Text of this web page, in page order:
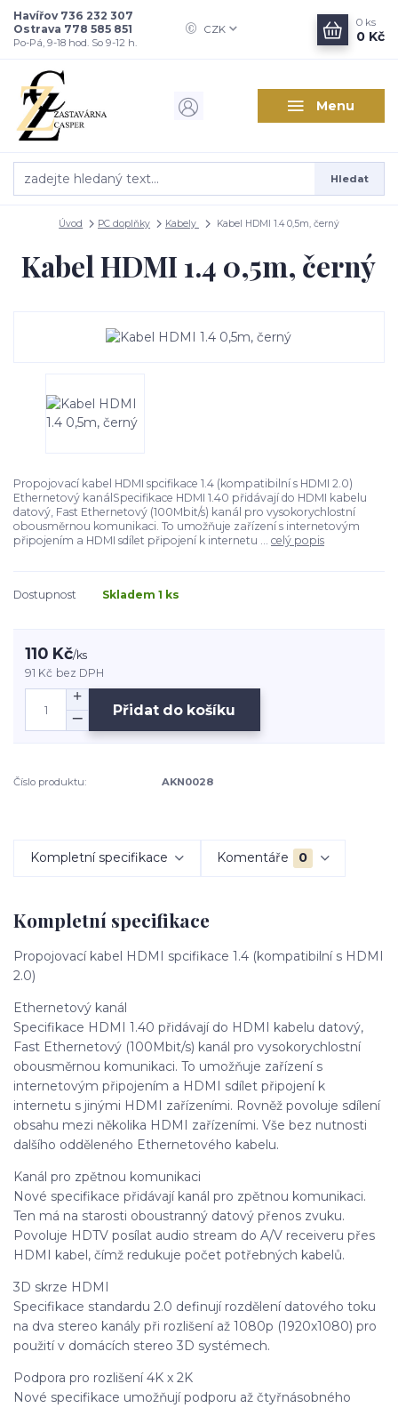
Menu
CZK
Hledat
Havířov 736 232 307
Ostrava 778 585 851
Po-Pá, 9-18 hod. So 9-12 h.
0 ks
0 Kč
Úvod PC doplňky Kabely Kabel HDMI 1.4 0,5m, černý
Kabel HDMI 1.4 0,5m, černý
Propojovací kabel HDMI spcifikace 1.4 (kompatibilní s HDMI 2.0)
Ethernetový kanálSpecifikace HDMI 1.40 přidávají do HDMI kabelu
datový, Fast Ethernetový (100Mbit/s) kanál pro vysokorychlostní
obousměrnou komunikaci. To umožňuje zařízení s internetovým
připojením a HDMI sdílet připojení k internetu ... celý popis
Dostupnost Skladem 1 ks
110 Kč/ks
91 Kč bez DPH
Přidat do košíku
Číslo produktu: AKN0028
Kompletní specifikace Komentáře 0
Kompletní specifikace
Propojovací kabel HDMI spcifikace 1.4 (kompatibilní s HDMI
2.0)
Ethernetový kanál
Specifikace HDMI 1.40 přidávají do HDMI kabelu datový,
Fast Ethernetový (100Mbit/s) kanál pro vysokorychlostní
obousměrnou komunikaci. To umožňuje zařízení s
internetovým připojením a HDMI sdílet připojení k
internetu s jinými HDMI zařízeními. Rovněž povoluje sdílení
obsahu mezi několika HDMI zařízeními. Vše bez nutnosti
dalšího odděleného Ethernetového kabelu.
Kanál pro zpětnou komunikaci
Nové specifikace přidávají kanál pro zpětnou komunikaci.
Ten má na starosti oboustranný datový přenos zvuku.
Povoluje HDTV posílat audio stream do A/V receiveru přes
HDMI kabel, čímž redukuje počet potřebných kabelů.
3D skrze HDMI
Specifikace standardu 2.0 definují rozdělení datového toku
na dva stereo kanály při rozlišení až 1080p (1920x1080) pro
použití v domácích stereo 3D systémech.
Podpora pro rozlišení 4K x 2K
Nové specifikace umožňují podporu až čtyřnásobného